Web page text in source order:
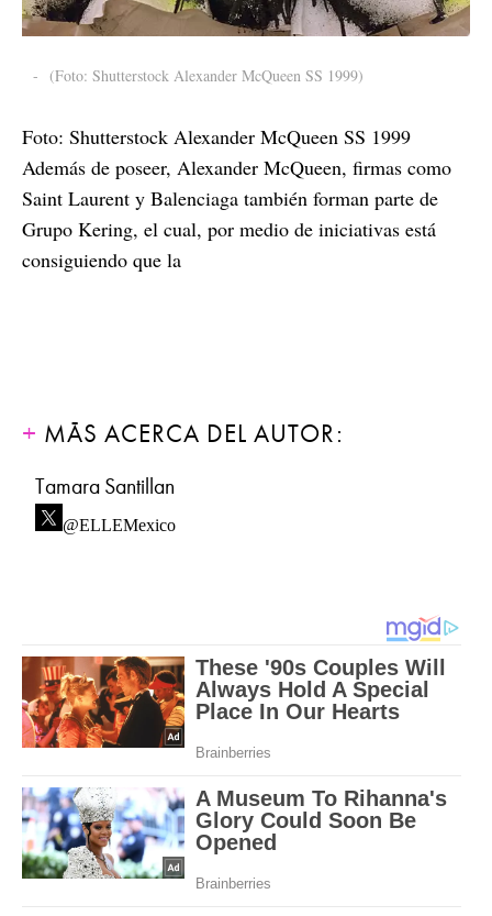
- (Foto: Shutterstock Alexander McQueen SS 1999)
Foto: Shutterstock Alexander McQueen SS 1999
Además de poseer, Alexander McQueen, firmas como
Saint Laurent y Balenciaga también forman parte de
Grupo Kering, el cual, por medio de iniciativas está
consiguiendo que la
MÁS ACERCA DEL AUTOR:
Tamara Santillan
@ELLEMexico